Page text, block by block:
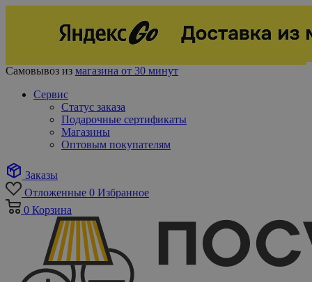
Самовывоз из магазина от 30 минут
Сервис
Статус заказа
Подарочные сертификаты
Магазины
Оптовым покупателям
Заказы
Отложенные 0 Избранное
0 Корзина